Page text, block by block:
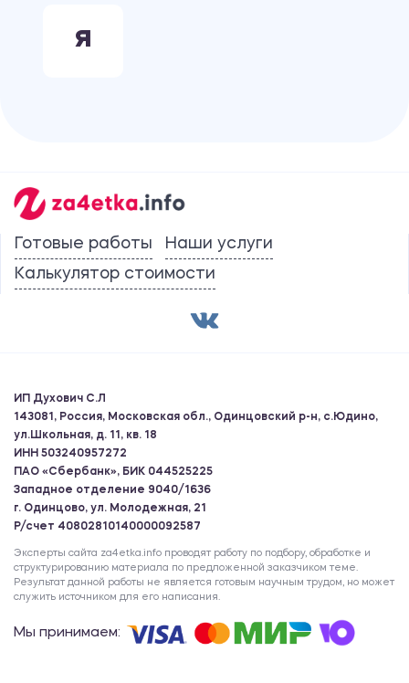
Я
Готовые работы
Наши услуги
Калькулятор стоимости
ИП Духович С.Л
143081, Россия, Московская обл., Одинцовский р-н, с.Юдино,
ул.Школьная, д. 11, кв. 18
ИНН 503240957272
ПАО «Сбербанк», БИК 044525225
Западное отделение 9040/1636
г. Одинцово, ул. Молодежная, 21
Р/счет 40802810140000092587
Эксперты сайта za4etka.info проводят работу по подбору, обработке и
структурированию материала по предложенной заказчиком теме.
Результат данной работы не является готовым научным трудом, но может
служить источником для его написания.
Мы принимаем: